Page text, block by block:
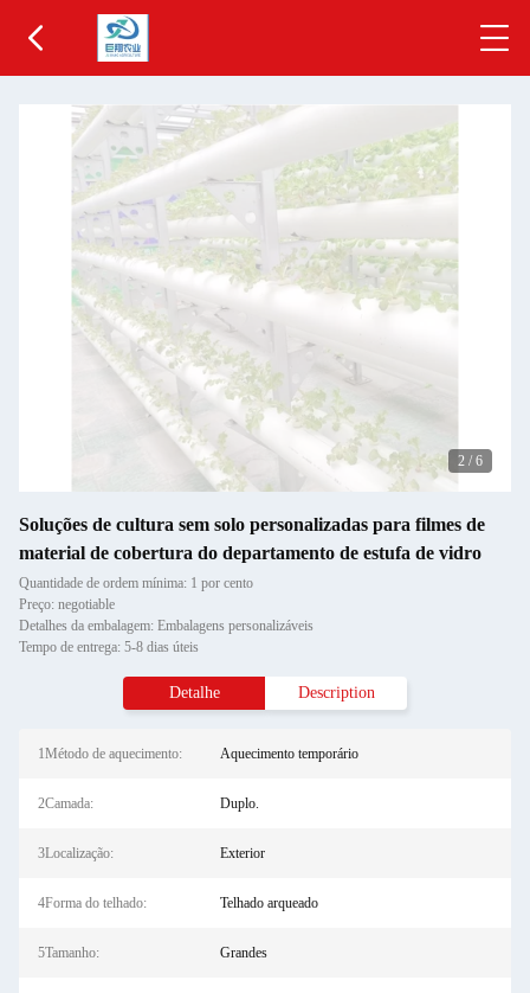
2 / 6
Soluções de cultura sem solo personalizadas para filmes de
material de cobertura do departamento de estufa de vidro
Quantidade de ordem mínima: 1 por cento
Preço: negotiable
Detalhes da embalagem: Embalagens personalizáveis
Tempo de entrega: 5-8 dias úteis
Detalhe Description
1Método de aquecimento: Aquecimento temporário
2Camada: Duplo.
3Localização: Exterior
4Forma do telhado: Telhado arqueado
5Tamanho: Grandes